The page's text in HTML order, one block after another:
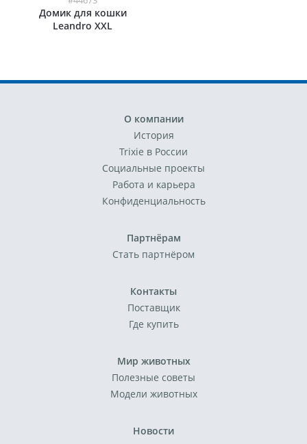
Домик для кошки
Leandro XXL
О компании
История
Trixie в России
Социальные проекты
Работа и карьера
Конфиденциальность
Партнёрам
Стать партнёром
Контакты
Поставщик
Где купить
Мир животных
Полезные советы
Модели животных
Новости